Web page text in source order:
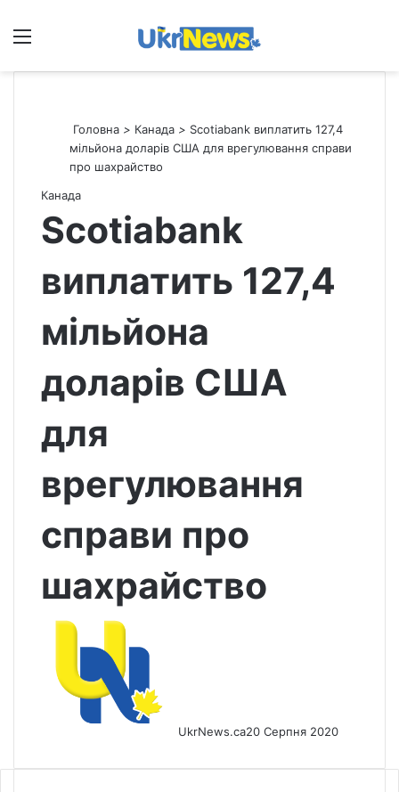
Меню
Головна > Канада > Scotiabank виплатить 127,4
мільйона доларів США для врегулювання справи
про шахрайство
Канада
Scotiabank
виплатить 127,4
мільйона
доларів США
для
врегулювання
справи про
шахрайство
UkrNews.ca20 Серпня 2020